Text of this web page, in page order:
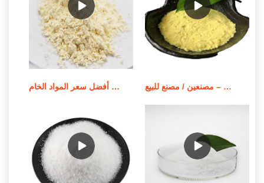
أفضل سعر المواد الخام apam/مسحوق بولي أكريلاميد أنيوني بوليمر بولي أكريلاميد قابل للذوبان في الزيت – مصنعين / مصنع للبيع